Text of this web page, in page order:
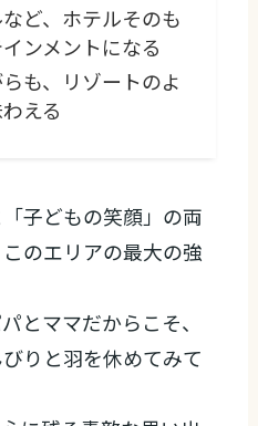
ど、ホテルそのも
ンメントになる
も、リゾートのよ
える
子どもの笑顔」の両
のエリアの最大の強
とママだからこそ、
りと羽を休めてみて